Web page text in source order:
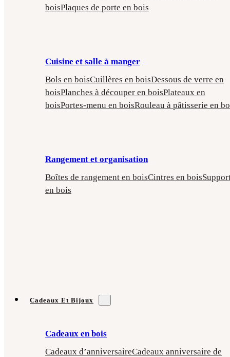
boisPlaques de porte en bois
Cuisine et salle à manger
Bols en boisCuillères en boisDessous de verre en
boisPlanches à découper en boisPlateaux en
boisPortes-menu en boisRouleau à pâtisserie en
Rangement et organisation
Boîtes de rangement en boisCintres en bois
en bois
Cadeaux Et Bijoux
Cadeaux en bois
Cadeaux d’anniversaireCadeaux anniversaire de